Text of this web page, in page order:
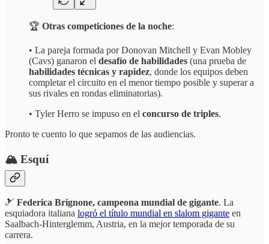
🏆 Otras competiciones de la noche:
• La pareja formada por Donovan Mitchell y Evan Mobley
(Cavs) ganaron el desafío de habilidades (una prueba de
habilidades técnicas y rapidez, donde los equipos deben
completar el circuito en el menor tiempo posible y superar a
sus rivales en rondas eliminatorias).
• Tyler Herro se impuso en el concurso de triples.
Pronto te cuento lo que sepamos de las audiencias.
🏔️ Esquí
🎿 Federica Brignone, campeona mundial de gigante. La
esquiadora italiana logró el título mundial en slalom gigante en
Saalbach-Hinterglemm, Austria, en la mejor temporada de su
carrera.